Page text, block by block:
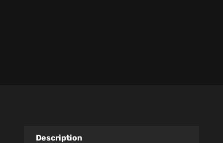
Description